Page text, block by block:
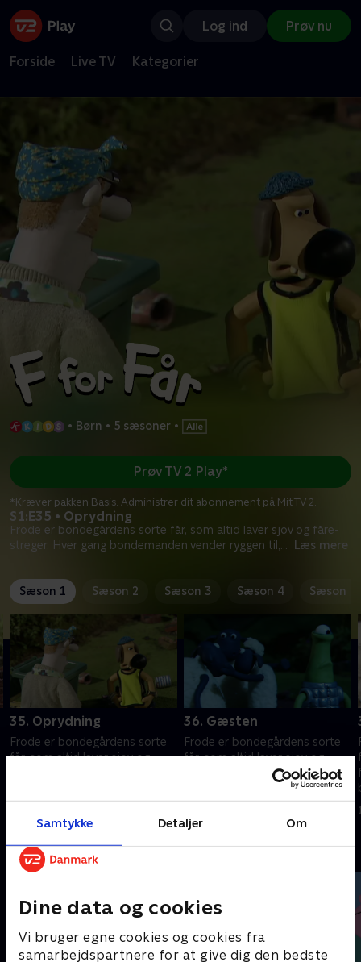
Samtykke Detaljer Om
Dine data og cookies
Vi bruger egne cookies og cookies fra
samarbejdspartnere for at give dig den bedste
Log ind Prøv nu
Forside Live TV Kategorier
• Børn • 5 sæsoner •
S1:E35 • Oprydning
Frode er bondegårdens sorte får, som altid laver sjov og fåre-
streger. Hver gang bondemanden vender ryggen til,... Læs mere
Prøv TV 2 Play*
*Kræver pakken Basis. Administrer dit abonnement på Mit TV 2.
Sæson 1 Sæson 2 Sæson 3 Sæson 4 Sæson 5
35. Oprydning
Frode er bondegårdens sorte
får, som altid laver sjov og
til, finder Frode og hans frække
venner på noget.
36. Gæsten
Frode er bondegårdens sorte
får, som altid laver sjov og
fåre-streger. Hver gang
bondemanden vender ryggen
til, finder Frode og hans frække
venner på noget.
Andre så også